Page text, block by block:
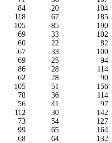
84 20
104
118 67
185
105 85
190
69 33
102
60 22
82
67 33
100
69 25
94
86 28
114
62 28
90
105 51
156
78 36
114
56 41
97
112 30
142
73 54
127
99 65
164
68 64
132